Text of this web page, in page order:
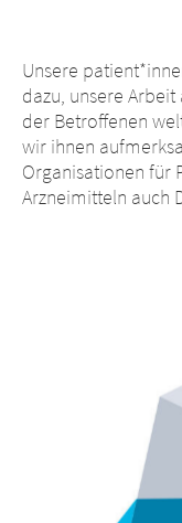
Unsere
dazu, unsere
der Betroffenen
wir ihnen
Organisationen für
Arzneimitteln auch